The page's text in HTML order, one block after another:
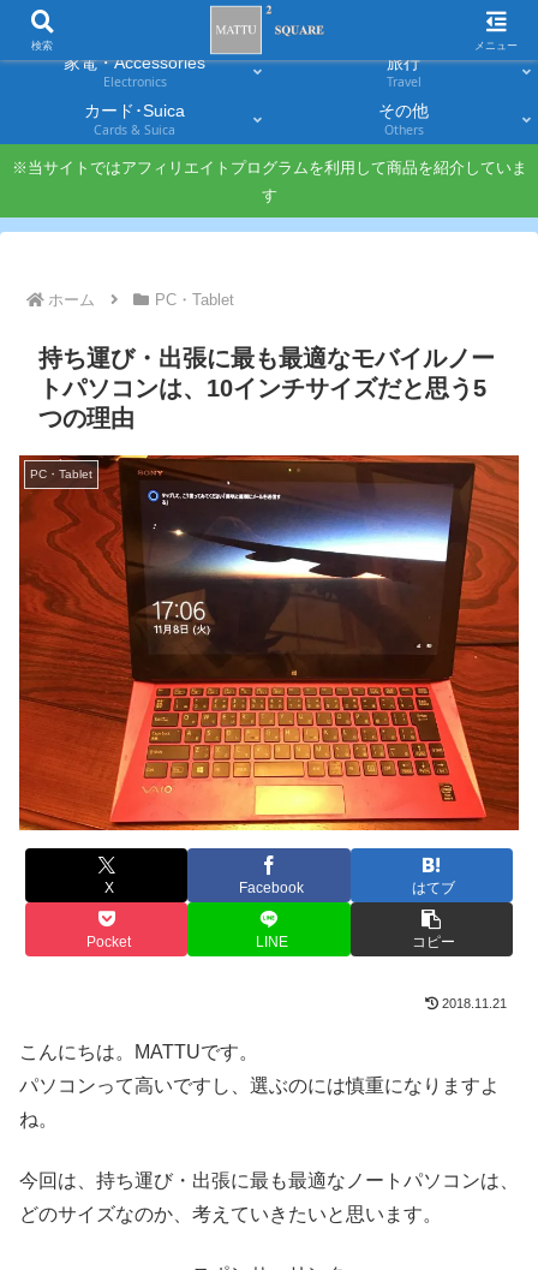
家電・Accessories
Electronics
旅行
Travel
カード･Suica
Cards & Suica
その他
Others
※当サイトではアフィリエイトプログラムを利用して商品を紹介していま
す
ホーム PC・Tablet
持ち運び・出張に最も最適なモバイルノー
トパソコンは、10インチサイズだと思う5
つの理由
PC・Tablet
X Facebook はてブ
Pocket LINE コピー
2018.11.21
こんにちは。MATTUです。
パソコンって高いですし、選ぶのには慎重になりますよ
ね。
今回は、持ち運び・出張に最も最適なノートパソコンは、
どのサイズなのか、考えていきたいと思います。
検索 メニュー